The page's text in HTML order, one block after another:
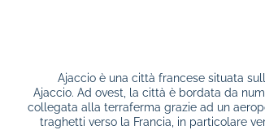
Ajaccio è una città francese situata
Ajaccio. Ad ovest, la città è bordata da
collegata alla terraferma grazie ad un
traghetti verso la Francia, in particolare